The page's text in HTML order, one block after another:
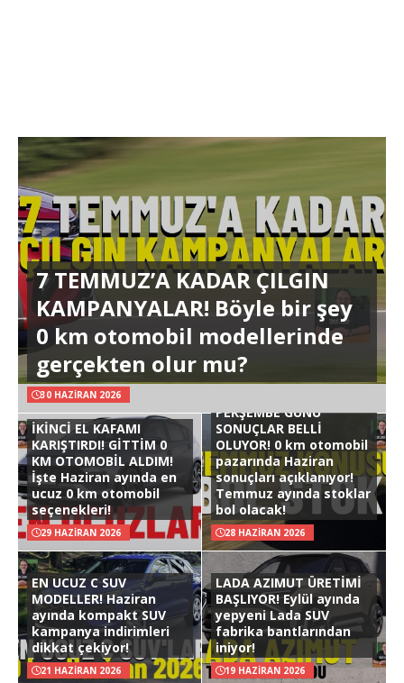
7 TEMMUZ’A KADAR ÇILGIN
KAMPANYALAR! Böyle bir şey
0 km otomobil modellerinde
gerçekten olur mu?
30 HAZIRAN 2026
İKİNCİ EL KAFAMI
KARIŞTIRDI! GİTTİM 0
KM OTOMOBİL ALDIM!
İşte Haziran ayında en
ucuz 0 km otomobil
seçenekleri!
29 HAZIRAN 2026
PERŞEMBE GÜNÜ
SONUÇLAR BELLİ
OLUYOR! 0 km otomobil
pazarında Haziran
sonuçları açıklanıyor!
Temmuz ayında stoklar
bol olacak!
28 HAZIRAN 2026
EN UCUZ C SUV
MODELLER! Haziran
ayında kompakt SUV
kampanya indirimleri
dikkat çekiyor!
21 HAZIRAN 2026
LADA AZIMUT ÜRETİMİ
BAŞLIYOR! Eylül ayında
yepyeni Lada SUV
fabrika bantlarından
iniyor!
19 HAZIRAN 2026